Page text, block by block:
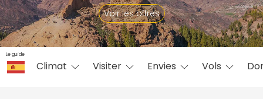
Voir les offres
Le guide
Climat Visiter Envies Vols
☀️ Où partir par mois